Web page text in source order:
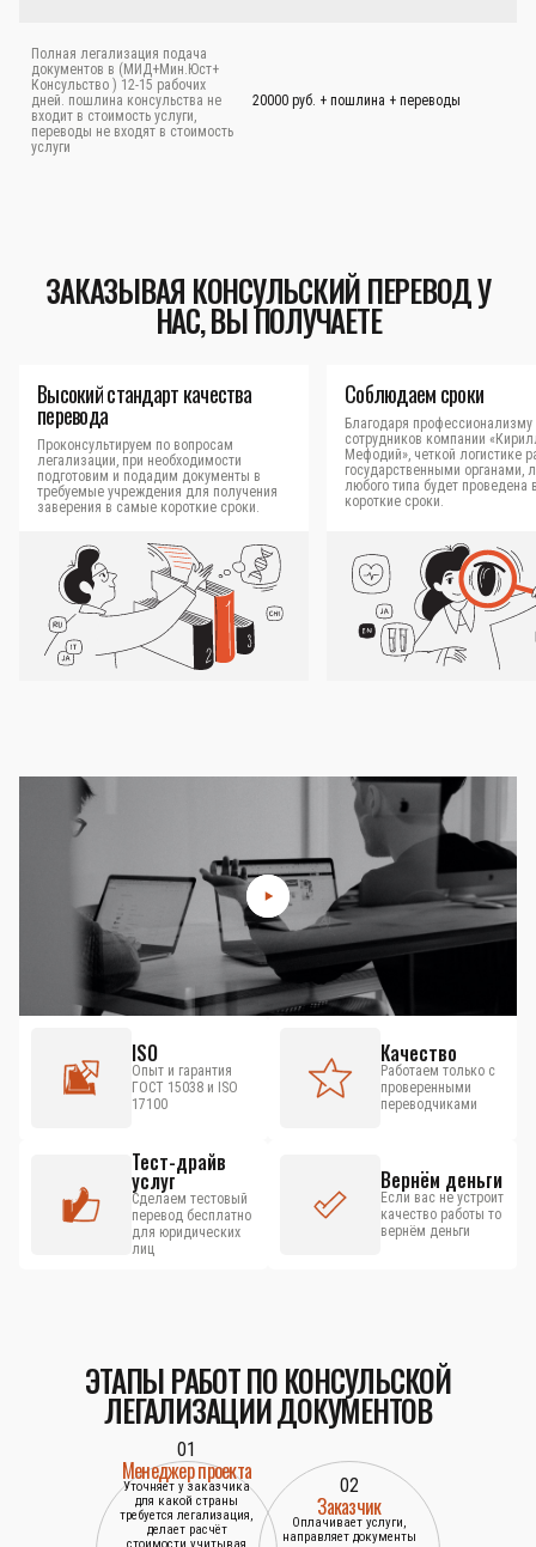
Полная легализация подача
документов в (МИД+Мин.Юст+
Консульство ) 12-15 рабочих
дней. пошлина консульства не
входит в стоимость услуги,
переводы не входят в стоимость
услуги
20000 руб. + пошлина + переводы
ЗАКАЗЫВАЯ КОНСУЛЬСКИЙ ПЕРЕВОД У
НАС, ВЫ ПОЛУЧАЕТЕ
Высокий стандарт качества
перевода
Проконсультируем по вопросам
легализации, при необходимости
подготовим и подадим документы в
требуемые учреждения для получения
заверения в самые короткие сроки.
Соблюдаем сроки
Благодаря профессионализму
сотрудников компании
Мефодий», четкой логистике
государственными органами,
любого типа будет проведена
короткие сроки.
ISO
Опыт и гарантия
ГОСТ 15038 и ISO
17100
Качество
Работаем только с
проверенными
переводчиками
Тест-драйв
услуг
Сделаем тестовый
перевод бесплатно
для юридических
лиц
Вернём деньги
Если вас не устроит
качество работы то
вернём деньги
ЭТАПЫ РАБОТ ПО КОНСУЛЬСКОЙ
ЛЕГАЛИЗАЦИИ ДОКУМЕНТОВ
01
Менеджер проекта
Уточняет у заказчика
для какой страны
требуется легализация,
делает расчёт
стоимости учитывая
02
Заказчик
Оплачивает услуги,
направляет документы